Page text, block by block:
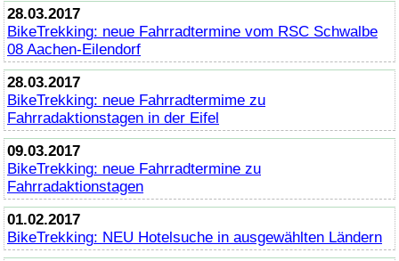
28.03.2017
BikeTrekking: neue Fahrradtermine vom RSC Schwalbe
08 Aachen-Eilendorf
28.03.2017
BikeTrekking: neue Fahrradtermime zu
Fahrradaktionstagen in der Eifel
09.03.2017
BikeTrekking: neue Fahrradtermine zu
Fahrradaktionstagen
01.02.2017
BikeTrekking: NEU Hotelsuche in ausgewählten Ländern